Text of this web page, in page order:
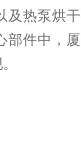
及热泵烘
部件中，